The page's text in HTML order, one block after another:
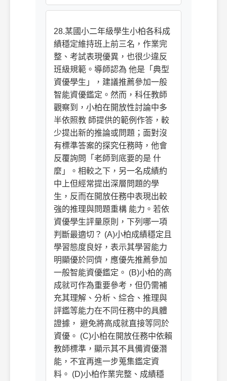
28.某國小二年級學生小柏各科成
績穩定維持班上前三名，作業完
整、考試表現優異，也很少違反
班級規範。導師認為 他是「典型
資優學生」，建議推薦參加一般
智能資優鑑定。然而，科任教師
觀察到，小柏在開放性討論中多
半依照教 師提供的範例作答，較
少提出新的推論或問題；面對沒
有標準答案的探究任務時，他會
反覆詢問「老師到底要的是 什
麼」。相較之下，另一名成績約
中上但經常提出深層問題的學
生，反而在開放任務中表現出較
強的推理與問題重構 能力。若依
資優學生評量原則，下列哪一項
判斷最適切？ (A)小柏成績穩定且
學習態度良好，表示其學習能力
明顯優於同儕，應優先推薦參加
一般智能資優鑑定。 (B)小柏的高
成就可作為重要參考，但仍需補
充其理解、分析、綜合、推理與
評鑑等能力在不同任務中的具體
證據， 避免將高成就直接等同於
資優。 (C)小柏在開放任務中依賴
教師標準，顯示其不具備資優潛
能，不宜再進一步蒐集鑑定資
料。 (D)小柏作業完整、成績穩